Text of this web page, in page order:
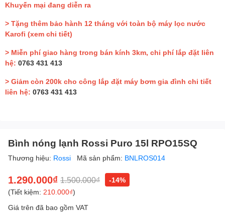
Khuyến mại đang diễn ra
> Tặng thêm bảo hành 12 tháng với toàn bộ máy lọc nước
Karofi (xem chi tiết)
> Miễn phí giao hàng trong bán kính 3km, chi phí lắp đặt liên
hệ: 0763 431 413
> Giảm còn 200k cho công lắp đặt máy bơm gia đình chi tiết
liên hệ: 0763 431 413
Bình nóng lạnh Rossi Puro 15l RPO15SQ
Thương hiệu: Rossi Mã sản phẩm: BNLROS014
1.290.000₫ 1.500.000₫
-14%
(Tiết kiệm: 210.000₫)
Giá trên đã bao gồm VAT